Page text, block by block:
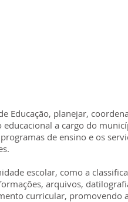
Educação, planejar,
a cargo do
de ensino e os
escolar, como a
arquivos,
curricular, promovendo